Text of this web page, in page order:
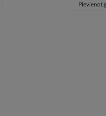
Pievienot